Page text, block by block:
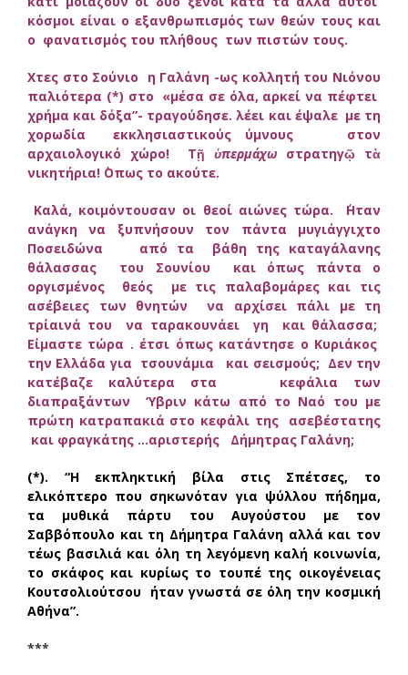
κόσμοι είναι ο εξανθρωπισμός των θεών τους και
ο φανατισμός του πλήθους των πιστών τους.
Χτες στο Σούνιο ηΓαλάνη -ως κολλητή του Νιόνου
παλιότερα (*) στο «μέσα σε όλα, αρκεί να πέφτει
χρήμα και δόξα”- τραγούδησε. λέει και έψαλε με τη
χορωδία εκκλησιαστικούς ύμνους στον
αρχαιολογικό χώρο! Τῇ ὑπερμάχω στρατηγῷ τὰ
νικητήρια! ΄Οπως το ακούτε.
Καλά, κοιμόντουσαν οι θεοί αιώνες τώρα. ΄Ηταν
ανάγκη να ξυπνήσουν τον πάντα μυγιάγγιχτο
Ποσειδώνα από τα βάθη της καταγάλανης
θάλασσας του Σουνίου και όπως πάντα ο
οργισμένος θεός με τις παλαβομάρες και τις
ασέβειες των θνητών να αρχίσει πάλι με τη
τρίαινά του να ταρακουνάει γη και θάλασσα;
Είμαστε τώρα . έτσι όπως κατάντησε ο Κυριάκος
την Ελλάδα για τσουνάμια και σεισμούς; Δεν την
κατέβαζε καλύτερα στα κεφάλια των
διαπραξάντων ‘Υβριν κάτω από το Ναό του με
πρώτη κατραπακιά στο κεφάλι της ασεβέστατης
και φραγκάτης …αριστερής Δήμητρας Γαλάνη;
(*). “Η εκπληκτική βίλα στις Σπέτσες, το
ελικόπτερο που σηκωνόταν για ψύλλου πήδημα,
τα μυθικά πάρτυ του Αυγούστου με τον
Σαββόπουλο και τη Δήμητρα Γαλάνη αλλά και τον
τέως βασιλιά και όλη τη λεγόμενη καλή κοινωνία,
το σκάφος και κυρίως το τουπέ της οικογένειας
Κουτσολιούτσου ήταν γνωστά σε όλη την κοσμική
Αθήνα”.
***